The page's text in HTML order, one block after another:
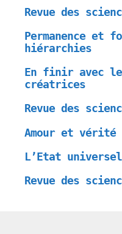
Revue des
Permanence et
hiérarchies
En finir avec
créatrices
Revue des
Amour et vérité
L’Etat universel
Revue des